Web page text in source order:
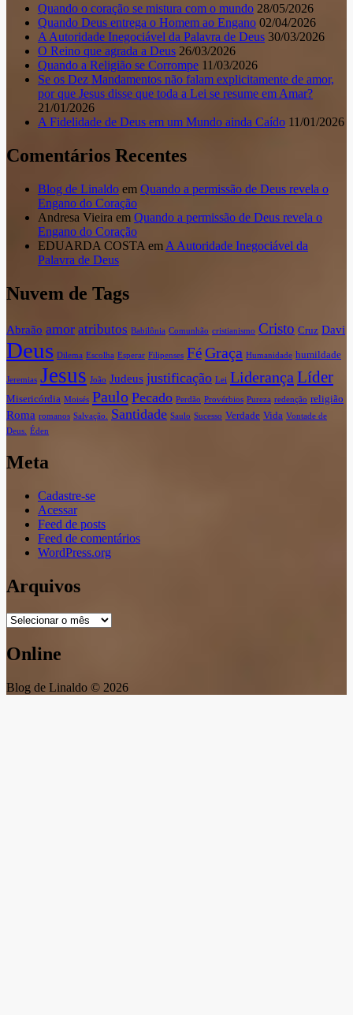
Quando o coração se mistura com o mundo 28/05/2026
Quando Deus entrega o Homem ao Engano 02/04/2026
A Autoridade Inegociável da Palavra de Deus 30/03/2026
O Reino que agrada a Deus 26/03/2026
Quando a Religião se Corrompe 11/03/2026
Se os Dez Mandamentos não falam explicitamente de amor,
por que Jesus disse que toda a Lei se resume em Amar?
21/01/2026
A Fidelidade de Deus em um Mundo ainda Caído 11/01/2026
Comentários Recentes
Blog de Linaldo em Quando a permissão de Deus revela o
Engano do Coração
Andresa Vieira em Quando a permissão de Deus revela o
Engano do Coração
EDUARDA COSTA em A Autoridade Inegociável da
Palavra de Deus
Nuvem de Tags
Abraão amor atributos Babilônia Comunhão cristianismo Cristo Cruz Davi
Deus Dilema Escolha Esperar Filipenses FéGraça Humanidade humildade
Jeremias Jesus João Judeus justificação Lei Liderança Líder
Misericórdia Moisés Paulo Pecado Perdão Provérbios Pureza redenção religião
Roma romanos Salvação. Santidade Saulo Sucesso Verdade Vida Vontade de
Deus.
Éden
Meta
Cadastre-se
Acessar
Feed de posts
Feed de comentários
WordPress.org
Arquivos
Arquivos
Online
Blog de Linaldo © 2026